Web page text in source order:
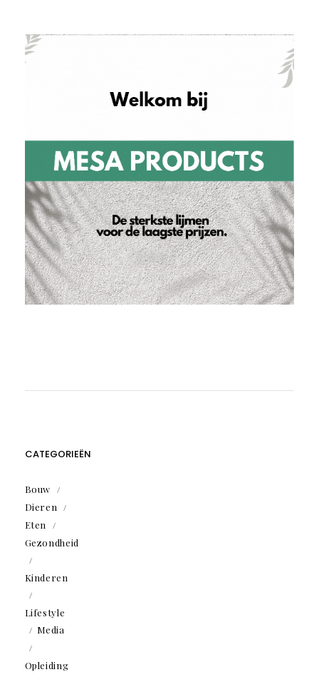
CATEGORIEËN
Bouw
Dieren
Eten
Gezondheid
Kinderen
Lifestyle
Media
Opleiding